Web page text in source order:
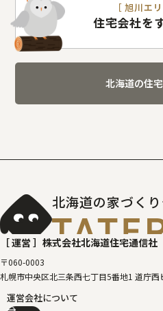
［ 旭川エ
住宅会社を
北海道の住
北海道の家づくり
［ 運営 ］ 株式会社北海道住宅通信社
〒060-0003
札幌市中央区北三条西七丁目5番地1 道庁西
運営会社について